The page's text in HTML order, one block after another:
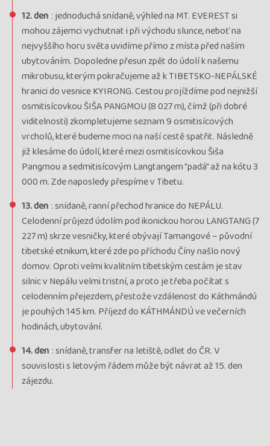
12. den : jednoduchá snídaně, výhled na MT. EVEREST si
mohou zájemci vychutnat i při východu slunce, neboť na
nejvyššího horu světa uvidíme přímo z místa před naším
ubytováním. Dopoledne přesun zpět do údolí k našemu
mikrobusu, kterým pokračujeme až k TIBETSKO-NEPÁLSKÉ
hranici do vesnice KYIRONG. Cestou projíždíme pod nejnižší
osmitisícovkou ŠIŠA PANGMOU (8 027 m), čímž (při dobré
viditelnosti) zkompletujeme seznam 9 osmitisícových
vrcholů, které budeme moci na naší cestě spatřit. Následně
již klesáme do údolí, které mezi osmitisícovkou Šiša
Pangmou a sedmitisícovým Langtangem "padá" až na kótu 3
000 m. Zde naposledy přespíme v Tibetu.
13. den : snídaně, ranní přechod hranice do NEPÁLU.
Celodenní průjezd údolím pod ikonickou horou LANGTANG (7
227 m) skrze vesničky, které obývají Tamangové – původní
tibetské etnikum, které zde po příchodu Číny našlo nový
domov. Oproti velmi kvalitním tibetským cestám je stav
silnic v Nepálu velmi tristní, a proto je třeba počítat s
celodenním přejezdem, přestože vzdálenost do Káthmándú
je pouhých 145 km. Příjezd do KÁTHMÁNDÚ ve večerních
hodinách, ubytování.
14. den : snídaně, transfer na letiště, odlet do ČR. V
souvislosti s letovým řádem může být návrat až 15. den
zájezdu.